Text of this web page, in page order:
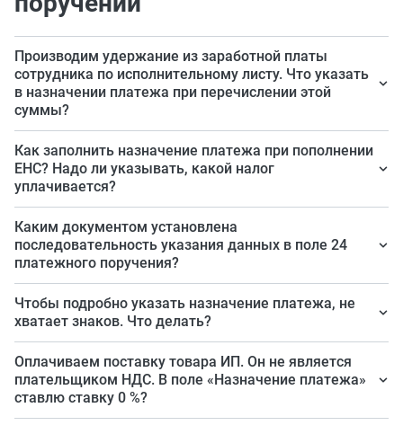
Производим удержание из заработной платы
сотрудника по исполнительному листу. Что указать
в назначении платежа при перечислении этой
суммы?
Согласно
этом случае в поле 24 указывают: //ВЗС//сумма
цифрами//. Копейки указываются через знак тире. Как
сформулировать текстовую часть, мы рассказали в
статье.
Как заполнить назначение платежа при пополнении
ЕНС? Надо ли указывать, какой налог
уплачивается?
При перечислении единого налогового платежа в поле
24 достаточно указать «Пополнение ЕНС», поскольку
ФНС самостоятельно распределяет поступившие на
ЕНС суммы. Однако, если вам это удобно, дополните
назначение перевода указанием наименования
Каким документом установлена
последовательность указания данных в поле 24
платежного поручения?
Никаким. К форматированию текста жестких
требований нет. Положение ЦБ № 762-П нормирует
состав указываемых данных, но не
последовательность их указания.
Чтобы подробно указать назначение платежа, не
хватает знаков. Что делать?
Да, размер текста в поле 24 ограничен 210
символами. В них «не входит» указание суммы
перевода, ставки и суммы НДС. Чтобы вместить всю
необходимую информацию, применяйте сокращения
Оплачиваем поставку товара ИП. Он не является
плательщиком НДС. В поле «Назначение платежа»
ставлю ставку 0 %?